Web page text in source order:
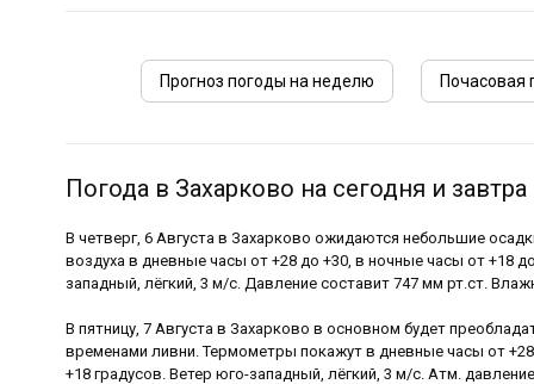
Прогноз погоды на неделю Почасовая
Погода в Захарково на сегодня и завтра
В четверг, 6 Августа в Захарково ожидаются небольшие
воздуха в дневные часы от +28 до +30, в ночные часы от +18
западный, лёгкий, 3 м/с. Давление составит 747 мм рт.ст.
В пятницу, 7 Августа в Захарково в основном будет
временами ливни. Термометры покажут в дневные часы от
+18 градусов. Ветер юго-западный, лёгкий, 3 м/с. Атм.